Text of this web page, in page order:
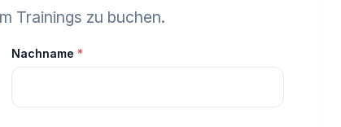
Trainings zu buchen.
Nachname *